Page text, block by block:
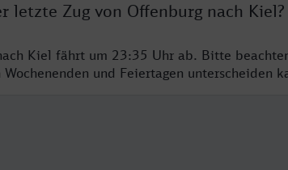
letzte Zug von Offenburg nach Kiel?
Kiel fährt um 23:35 Uhr ab. Bitte
und Feiertagen unterscheiden